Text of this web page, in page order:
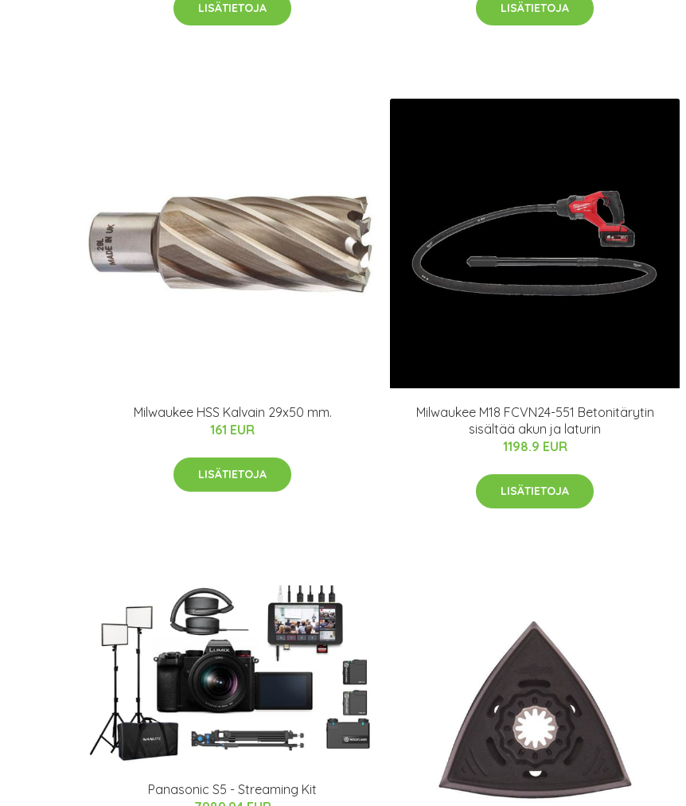
LISÄTIETOJA LISÄTIETOJA
Milwaukee HSS Kalvain 29x50 mm.
161 EUR
LISÄTIETOJA
Milwaukee M18 FCVN24-551 Betonitärytin
sisältää akun ja laturin
1198.9 EUR
LISÄTIETOJA
Panasonic S5 - Streaming Kit